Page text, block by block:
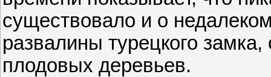
существовало и о
развалины турецкого
плодовых деревьев.